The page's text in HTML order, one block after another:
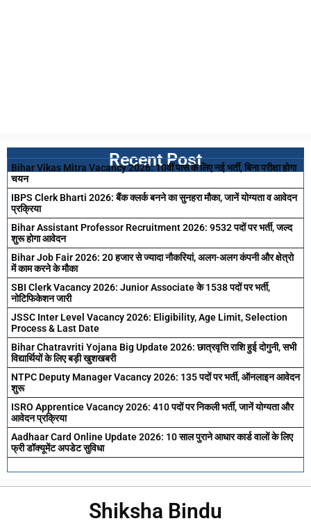
Recent Post
Bihar Vikas Mitra Vacancy 2026: 10वीं पास के लिए नई भर्ती, बिना परीक्षा होगा
चयन
IBPS Clerk Bharti 2026: बैंक क्लर्क बनने का सुनहरा मौका, जानें योग्यता व आवेदन
प्रक्रिया
Bihar Assistant Professor Recruitment 2026: 9532 पदों पर भर्ती, जल्द
शुरू होगा आवेदन
Bihar Job Fair 2026: 20 हजार से ज्यादा नौकरियां, अलग-अलग कंपनी और क्षेत्रो
में काम करने के मौका
SBI Clerk Vacancy 2026: Junior Associate के 1538 पदों पर भर्ती,
नोटिफिकेशन जारी
JSSC Inter Level Vacancy 2026: Eligibility, Age Limit, Selection
Process & Last Date
Bihar Chatravriti Yojana Big Update 2026: छात्रवृत्ति राशि हुई दोगुनी, सभी
विद्यार्थियों के लिए बड़ी खुशखबरी
NTPC Deputy Manager Vacancy 2026: 135 पदों पर भर्ती, ऑनलाइन आवेदन
शुरू
ISRO Apprentice Vacancy 2026: 410 पदों पर निकली भर्ती, जानें योग्यता और
आवेदन प्रक्रिया
Aadhaar Card Online Update 2026: 10 साल पुराने आधार कार्ड वालों के लिए
फ्री डॉक्यूमेंट अपडेट सुविधा
Shiksha Bindu